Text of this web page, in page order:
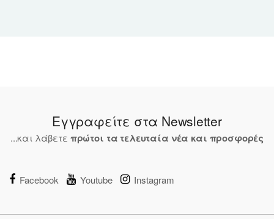
Εγγραφείτε στα Newsletter
...και λάβετε πρώτοι τα τελευταία νέα και προσφορές
Facebook Youtube Instagram